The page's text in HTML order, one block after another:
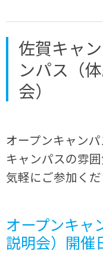
佐賀キャ
ンパス（
会）
オープンキャン
キャンパスの雰
気軽にご参加くだ
オープンキャ
説明会）開催